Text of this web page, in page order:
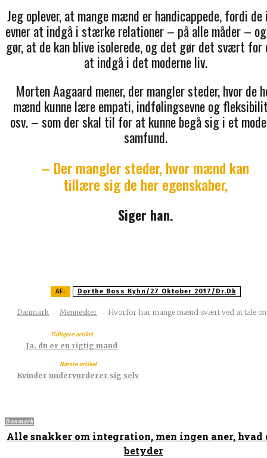
Jeg oplever, at mange mænd er handicappede, fordi de
evner at indgå i stærke relationer – på alle måder –
gør, at de kan blive isolerede, og det gør det svært for
at indgå i det moderne liv.
Morten Aagaard mener, der mangler steder, hvor de
mænd kunne lære empati, indfølingsevne og
osv. – som der skal til for at kunne begå sig i et
samfund.
– Der mangler steder, hvor mænd kan
tillære sig de her egenskaber,
Siger han.
AF: Dorthe Boss Kyhn/27 Oktober 2017/dr.dk
Danmark Mennesker Hvorfor har mange mænd svært ved at tale
Tidligere artikel
Ja, du er en rigtig mand
Næste artikel
Kvinder undervurderer sig selv
Danmark
Alle snakker om integration, men ingen aner, hvad
betyder